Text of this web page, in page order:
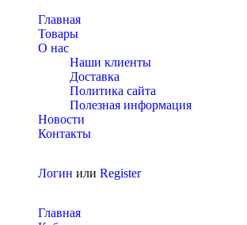
Главная
Товары
О нас
Наши клиенты
Доставка
Политика сайта
Полезная информация
Новости
Контакты
Логин или Register
Главная